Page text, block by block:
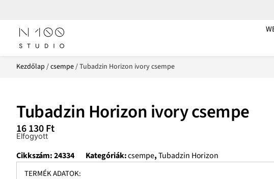
Kezdőlap /csempe/ Tubadzin Horizon ivory csempe
Tubadzin Horizon ivory csempe
16 130Ft
Elfogyott
Cikkszám:24334 Kategóriák:csempe,Tubadzin Horizon
TERMÉK ADATOK: